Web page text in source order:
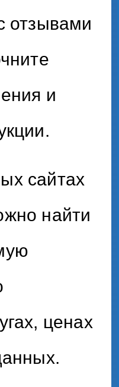
отзывами
и
сайтах
найти
ценах